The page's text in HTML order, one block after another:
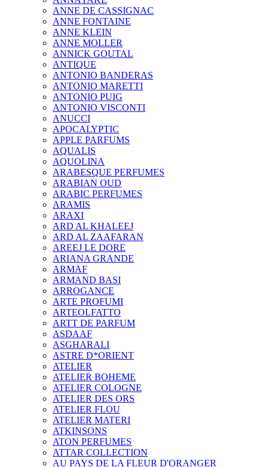
ANNE DE CASSIGNAC
ANNE FONTAINE
ANNE KLEIN
ANNE MOLLER
ANNICK GOUTAL
ANTIQUE
ANTONIO BANDERAS
ANTONIO MARETTI
ANTONIO PUIG
ANTONIO VISCONTI
ANUCCI
APOCALYPTIC
APPLE PARFUMS
AQUALIS
AQUOLINA
ARABESQUE PERFUMES
ARABIAN OUD
ARABIC PERFUMES
ARAMIS
ARAXI
ARD AL KHALEEJ
ARD AL ZAAFARAN
AREEJ LE DORE
ARIANA GRANDE
ARMAF
ARMAND BASI
ARROGANCE
ARTE PROFUMI
ARTEOLFATTO
ARTT DE PARFUM
ASDAAF
ASGHARALI
ASTRE D*ORIENT
ATELIER
ATELIER BOHEME
ATELIER COLOGNE
ATELIER DES ORS
ATELIER FLOU
ATELIER MATERI
ATKINSONS
ATON PERFUMES
ATTAR COLLECTION
AU PAYS DE LA FLEUR D'ORANGER